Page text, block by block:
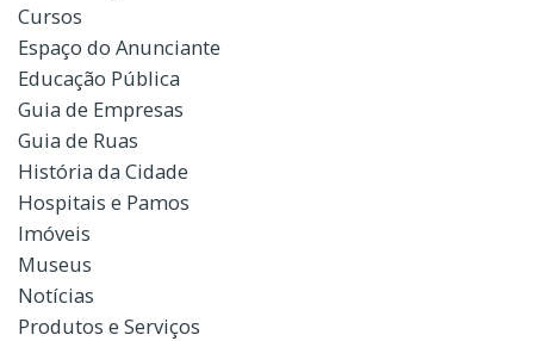
Cursos
Espaço do Anunciante
Educação Pública
Guia de Empresas
Guia de Ruas
História da Cidade
Hospitais e Pamos
Imóveis
Museus
Notícias
Produtos e Serviços